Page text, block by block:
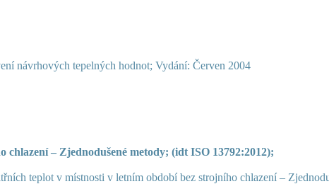
návrhových tepelných hodnot; Vydání: Červen 2004
– Zjednodušené metody; (idt ISO 13792:2012);
teplot v místnosti v letním období bez strojního chlazení –